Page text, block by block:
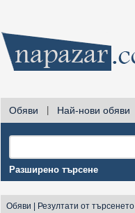
Обяви Най-нови обяви
Разширено търсене
Обяви Резултати от търсенето